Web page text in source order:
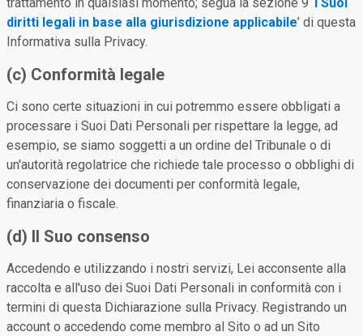
diritti legali in base alla giurisdizione applicabile’ di questa
Informativa sulla Privacy.
(c) Conformità legale
Ci sono certe situazioni in cui potremmo essere obbligati a
processare i Suoi Dati Personali per rispettare la legge, ad
esempio, se siamo soggetti a un ordine del Tribunale o di
un'autorità regolatrice che richiede tale processo o obblighi di
conservazione dei documenti per conformità legale,
finanziaria o fiscale.
(d) Il Suo consenso
Accedendo e utilizzando i nostri servizi, Lei acconsente alla
raccolta e all'uso dei Suoi Dati Personali in conformità con i
termini di questa Dichiarazione sulla Privacy. Registrando un
account o accedendo come membro al Sito o ad un Sito